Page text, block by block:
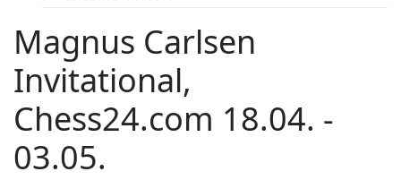
Magnus Carlsen
Invitational,
Chess24.com 18.04. -
03.05.